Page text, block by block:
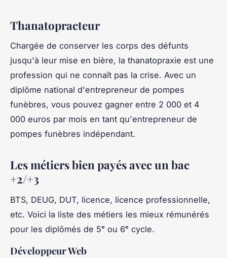
Thanatopracteur
Chargée de conserver les corps des défunts
jusqu'à leur mise en bière, la thanatopraxie est une
profession qui ne connaît pas la crise. Avec un
diplôme national d'entrepreneur de pompes
funèbres, vous pouvez gagner entre 2 000 et 4
000 euros par mois en tant qu'entrepreneur de
pompes funèbres indépendant.
Les métiers bien payés avec un bac
+2/+3
BTS, DEUG, DUT, licence, licence professionnelle,
etc. Voici la liste des métiers les mieux rémunérés
pour les diplômés de 5ᵉ ou 6ᵉ cycle.
Développeur Web